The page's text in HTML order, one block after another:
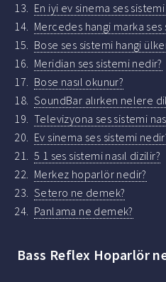
En iyi ev sinema ses sistemi
Mercedes hangi marka ses
Bose ses sistemi hangi
Meridian ses sistemi nedir?
Bose nasıl okunur?
SoundBar alırken nelere
Televizyona ses sistemi
Ev sinema ses sistemi
5 1 ses sistemi nasıl dizilir?
Merkez hoparlör nedir?
Setero ne demek?
Panlama ne demek?
Bass Reflex Hoparlör